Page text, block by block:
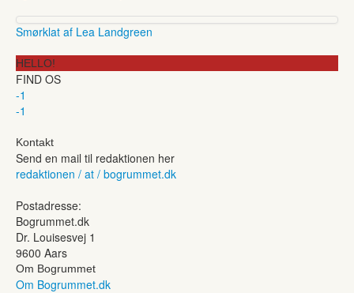
Smørklat af Lea Landgreen
HELLO!
FIND OS
-1
-1
Kontakt
Send en mail til redaktionen her
redaktionen / at / bogrummet.dk
Postadresse:
Bogrummet.dk
Dr. Louisesvej 1
9600 Aars
Om Bogrummet
Om Bogrummet.dk